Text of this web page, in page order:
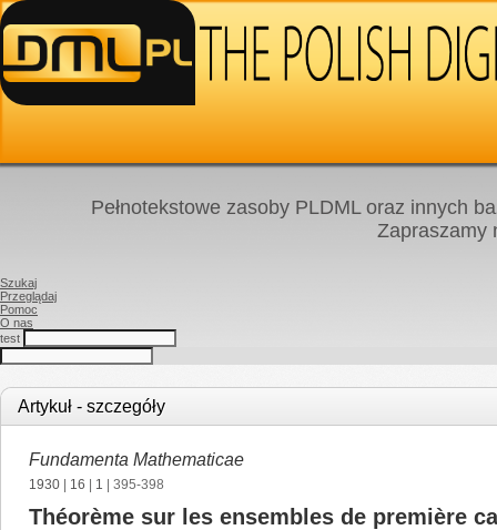
Pełnotekstowe zasoby PLDML oraz innych
Zapraszamy
Szukaj
Przeglądaj
Pomoc
O nas
test
Artykuł - szczegóły
Fundamenta Mathematicae
1930 16 1 | 395-398
Théorème sur les ensembles de première